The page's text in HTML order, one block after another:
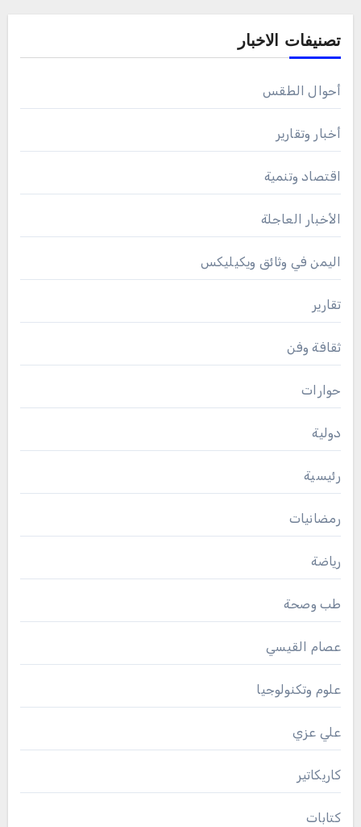
تصنيفات الاخبار
أحوال الطقس
أخبار وتقارير
اقتصاد وتنمية
الأخبار العاجلة
اليمن في وثائق ويكيليكس
تقارير
ثقافة وفن
حوارات
دولية
رئيسية
رمضانيات
رياضة
طب وصحة
عصام القيسي
علوم وتكنولوجيا
علي عزي
كاريكاتير
كتابات